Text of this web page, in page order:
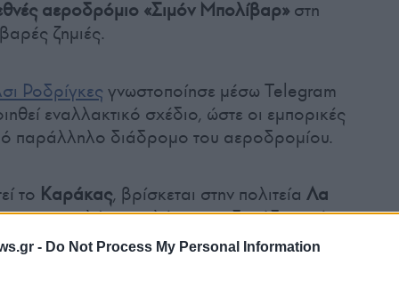
- Do Not Process My Personal Information
αεροδρόμιο «Σιμόν Μπολίβαρ» στη
ζημιές.
Ροδρίγκες γνωστοποίησε μέσω Telegram
εναλλακτικό σχέδιο, ώστε οι εμπορικές
παράλληλο διάδρομο του αεροδρομίου.
το Καράκας, βρίσκεται στην πολιτεία Λα
το μεγαλύτερο πλήγμα, με δεκάδες κτήρια
ακόμη να έχουν υποστεί σοβαρές ζημιές.